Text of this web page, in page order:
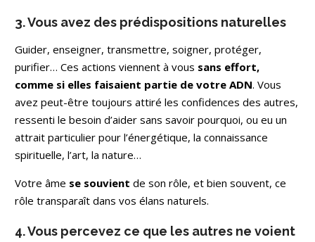
3. Vous avez des prédispositions naturelles
Guider, enseigner, transmettre, soigner, protéger,
purifier… Ces actions viennent à vous sans effort,
comme si elles faisaient partie de votre ADN. Vous
avez peut-être toujours attiré les confidences des autres,
ressenti le besoin d’aider sans savoir pourquoi, ou eu un
attrait particulier pour l’énergétique, la connaissance
spirituelle, l’art, la nature…
Votre âme se souvient de son rôle, et bien souvent, ce
rôle transparaît dans vos élans naturels.
4. Vous percevez ce que les autres ne voient